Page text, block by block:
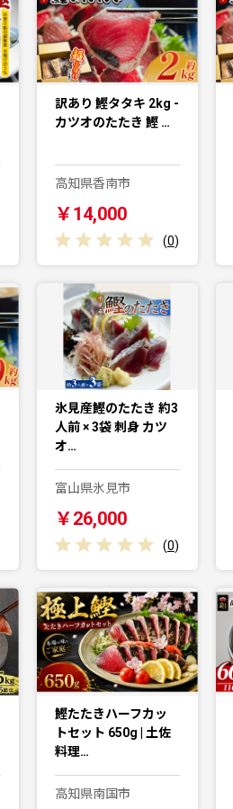
訳あり 鰹タタキ 2kg -
カツオのたたき 鰹 …
高知県香南市
￥14,000
(0)
氷見産鰹のたたき 約3
人前 × 3袋 刺身 カツ
オ…
富山県氷見市
￥26,000
(0)
鰹たたきハーフカッ
トセット 650g | 土佐
料理…
高知県南国市